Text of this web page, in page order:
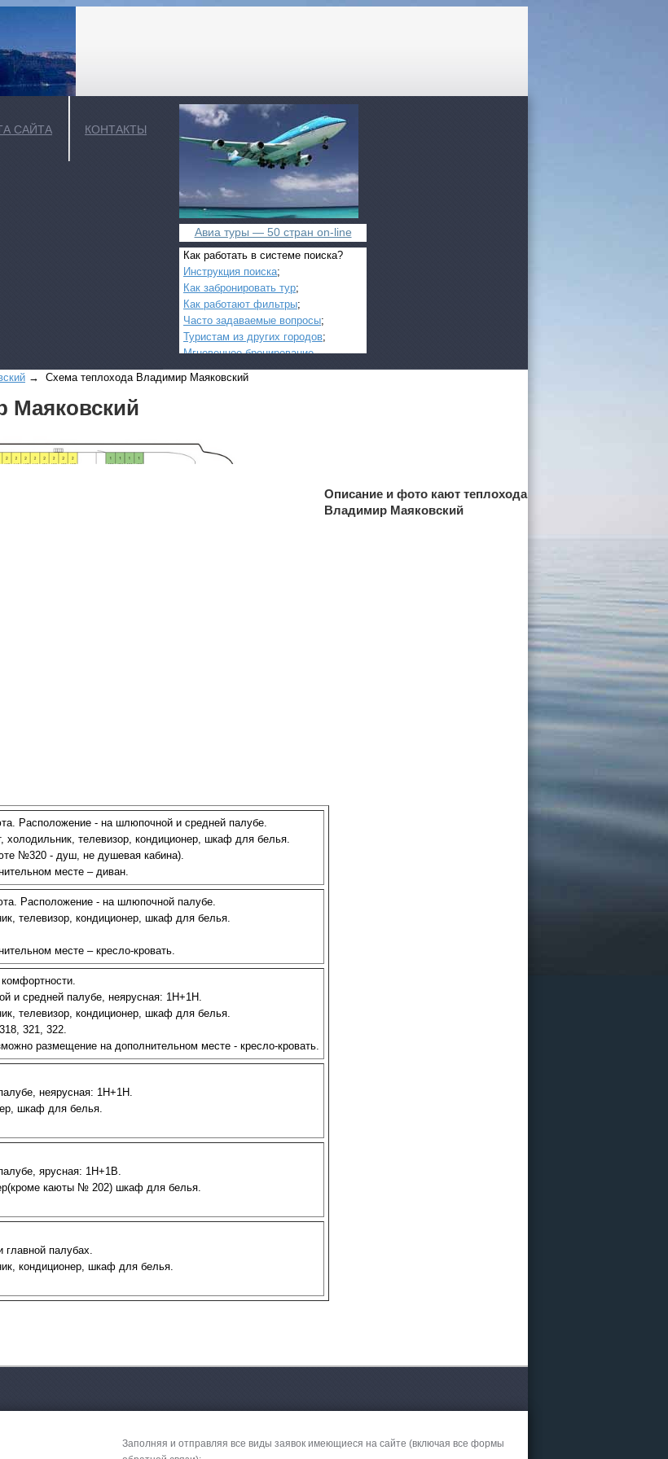
САЙТА КОНТАКТЫ
Авиа туры — 50 стран on-line
Как работать в системе поиска?
Инструкция поиска;
Как забронировать тур;
Как работают фильтры;
Часто задаваемые вопросы;
Туристам из других городов;
Мгновенное бронирование.
Все виды отдыха в России
— оформление тура в офисе
Екатеринбурга
Экскурсионные программы
→ Схема теплохода Владимир Маяковский
Маяковский
Описание и фото кают теплохода
Владимир Маяковский
Расположение - на шлюпочной и средней палубе.
холодильник, телевизор, кондиционер, шкаф для белья.
№320 - душ, не душевая кабина).
месте – диван.
Расположение - на шлюпочной палубе.
телевизор, кондиционер, шкаф для белья.
месте – кресло-кровать.
и средней палубе, неярусная: 1Н+1Н.
телевизор, кондиционер, шкаф для белья.
321, 322.
размещение на дополнительном месте - кресло-кровать.
неярусная: 1Н+1Н.
шкаф для белья.
ярусная: 1Н+1В.
каюты № 202) шкаф для белья.
палубах.
кондиционер, шкаф для белья.
Заполняя и отправляя все виды заявок имеющиеся на сайте (включая все формы